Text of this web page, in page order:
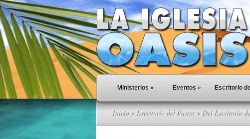
Ministerios » Eventos » Escritorio
Inicio » Escritorio del Pastor» Del Escritorio